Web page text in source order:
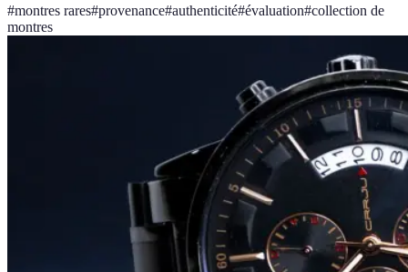
#montres rares#provenance#authenticité#évaluation#collection de
montres